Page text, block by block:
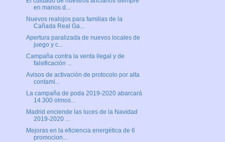
en manos d...
Nuevos realojos para familias de la
Cañada Real Ga...
Apertura paralizada de nuevos locales de
juego y c...
Campaña contra la venta ilegal y de
falsificación ...
Avisos de activación de protocolo por alta
contami...
La campaña de poda 2019-2020 abarcará
14.300 olmos...
Madrid enciende las luces de la Navidad
2019-2020 ...
Mejoras en la eficiencia energética de 6
promocion...